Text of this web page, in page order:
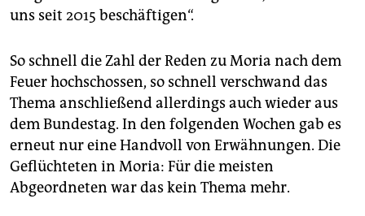
uns seit 2015 beschäftigen“.
So schnell die Zahl der Reden zu Moria nach dem
Feuer hochschossen, so schnell verschwand das
Thema anschließend allerdings auch wieder aus
dem Bundestag. In den folgenden Wochen gab es
erneut nur eine Handvoll von Erwähnungen. Die
Geflüchteten in Moria: Für die meisten
Abgeordneten war das kein Thema mehr.